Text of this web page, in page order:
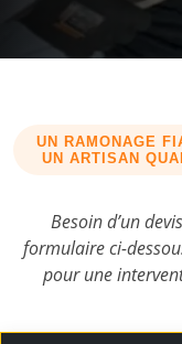
UN RAMONAGE
UN ARTISAN
Besoin d’un
formulaire ci-
pour une